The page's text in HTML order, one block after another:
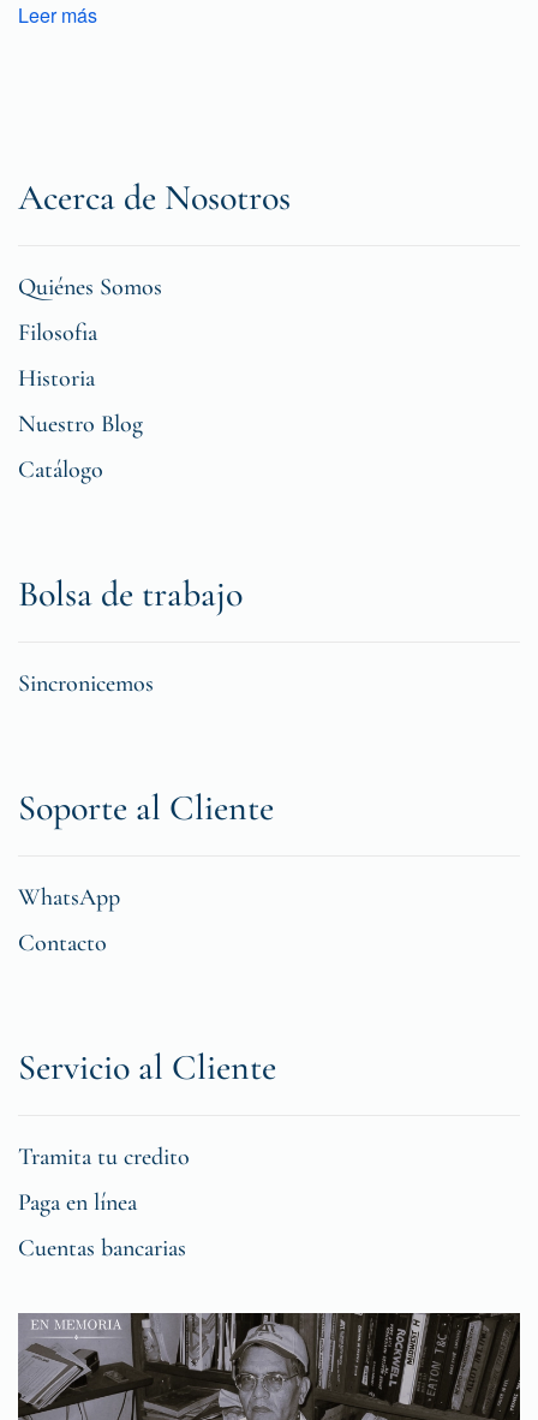
Leer más
Acerca de Nosotros
Quiénes Somos
Filosofia
Historia
Nuestro Blog
Catálogo
Bolsa de trabajo
Sincronicemos
Soporte al Cliente
WhatsApp
Contacto
Servicio al Cliente
Tramita tu credito
Paga en línea
Cuentas bancarias